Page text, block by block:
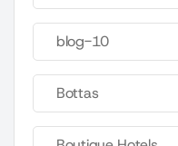
blog-10
Bottas